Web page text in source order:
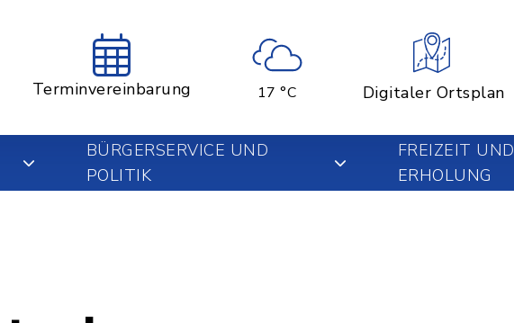
Terminvereinbarung 17 °C Digitaler Ortsplan
BÜRGERSERVICE UND
POLITIK
FREIZEIT UND
ERHOLUNG